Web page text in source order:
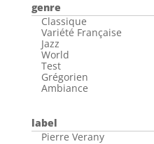
genre
Classique
Variété Française
Jazz
World
Test
Grégorien
Ambiance
label
Pierre Verany